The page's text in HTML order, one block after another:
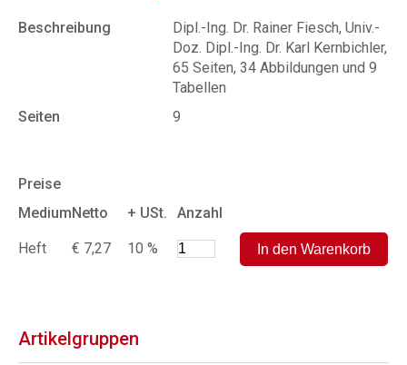
Beschreibung
Dipl.-Ing. Dr. Rainer Fiesch, Univ.-
Doz. Dipl.-Ing. Dr. Karl Kernbichler,
65 Seiten, 34 Abbildungen und 9
Tabellen
Seiten
9
Preise
MediumNetto + USt. Anzahl
Heft € 7,27 10 %
Artikelgruppen